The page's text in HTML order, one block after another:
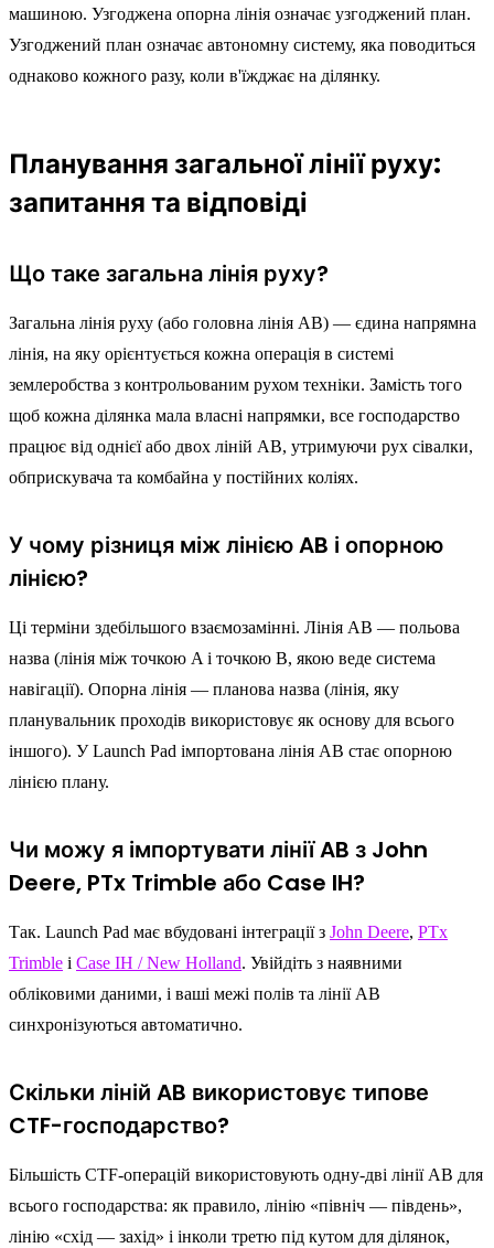
машиною. Узгоджена опорна лінія означає узгоджений план.
Узгоджений план означає автономну систему, яка поводиться
однаково кожного разу, коли в'їжджає на ділянку.
Планування загальної лінії руху:
запитання та відповіді
Що таке загальна лінія руху?
Загальна лінія руху (або головна лінія AB) — єдина напрямна
лінія, на яку орієнтується кожна операція в системі
землеробства з контрольованим рухом техніки. Замість того
щоб кожна ділянка мала власні напрямки, все господарство
працює від однієї або двох ліній AB, утримуючи рух сівалки,
обприскувача та комбайна у постійних коліях.
У чому різниця між лінією AB і опорною
лінією?
Ці терміни здебільшого взаємозамінні. Лінія AB — польова
назва (лінія між точкою A і точкою B, якою веде система
навігації). Опорна лінія — планова назва (лінія, яку
планувальник проходів використовує як основу для всього
іншого). У Launch Pad імпортована лінія AB стає опорною
лінією плану.
Чи можу я імпортувати лінії AB з John
Deere, PTx Trimble або Case IH?
Так. Launch Pad має вбудовані інтеграції з John Deere, PTx
Trimble і Case IH / New Holland. Увійдіть з наявними
обліковими даними, і ваші межі полів та лінії AB
синхронізуються автоматично.
Скільки ліній AB використовує типове
CTF-господарство?
Більшість CTF-операцій використовують одну-дві лінії AB для
всього господарства: як правило, лінію «північ — південь»,
лінію «схід — захід» і інколи третю під кутом для ділянок,